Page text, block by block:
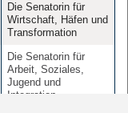
Die Senatorin für
Wirtschaft, Häfen und
Transformation
Die Senatorin für
Arbeit, Soziales,
Jugend und
Integration,